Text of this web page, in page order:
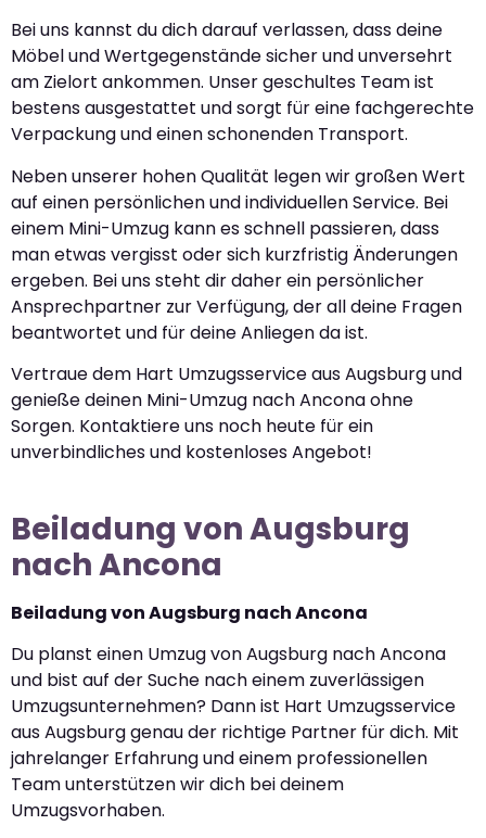
Bei uns kannst du dich darauf verlassen, dass deine
Möbel und Wertgegenstände sicher und unversehrt
am Zielort ankommen. Unser geschultes Team ist
bestens ausgestattet und sorgt für eine fachgerechte
Verpackung und einen schonenden Transport.
Neben unserer hohen Qualität legen wir großen Wert
auf einen persönlichen und individuellen Service. Bei
einem Mini-Umzug kann es schnell passieren, dass
man etwas vergisst oder sich kurzfristig Änderungen
ergeben. Bei uns steht dir daher ein persönlicher
Ansprechpartner zur Verfügung, der all deine Fragen
beantwortet und für deine Anliegen da ist.
Vertraue dem Hart Umzugsservice aus Augsburg und
genieße deinen Mini-Umzug nach Ancona ohne
Sorgen. Kontaktiere uns noch heute für ein
unverbindliches und kostenloses Angebot!
Beiladung von Augsburg
nach Ancona
Beiladung von Augsburg nach Ancona
Du planst einen Umzug von Augsburg nach Ancona
und bist auf der Suche nach einem zuverlässigen
Umzugsunternehmen? Dann ist Hart Umzugsservice
aus Augsburg genau der richtige Partner für dich. Mit
jahrelanger Erfahrung und einem professionellen
Team unterstützen wir dich bei deinem
Umzugsvorhaben.